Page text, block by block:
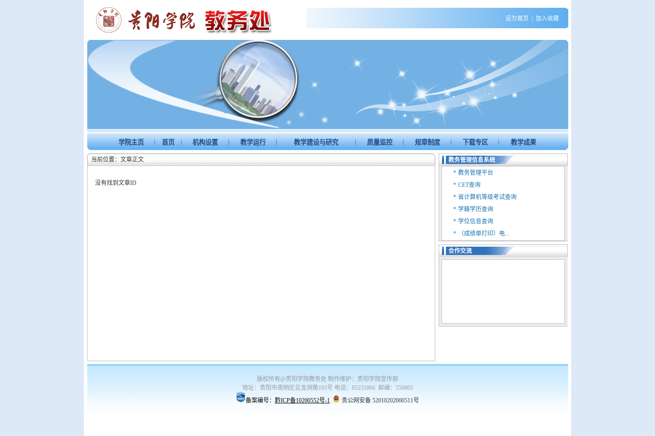
设为首页 加入收藏
学院主页 | 首页 | 机构设置 | 教学运行 | 教学建设与研究 | 质量监控 | 规章制度 | 下载专区 | 教学成果
当前位置：文章正文
没有找到文章ID
教务管理信息系统
* 教务管理平台
* CET查询
* 省计算机等级考试查询
* 学籍学历查询
* 学位信息查询
*
（成绩单打印）电...
合作交流
版权所有@贵阳学院教务处 制作维护：贵阳学院宣传部
地址：贵阳市南明区见龙洞路103号 电话：85231866 邮编：550005
备案编号： 黔ICP备10200552号-1 贵公网安备 52010202000511号